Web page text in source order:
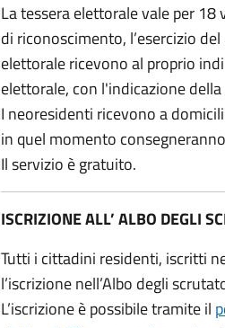
La tessera elettorale vale per
di riconoscimento, l’esercizio
elettorale ricevono al proprio
elettorale, con l'indicazione
I neoresidenti ricevono a
in quel momento
Il servizio è gratuito.
ISCRIZIONE ALL’ ALBO DEGLI
Tutti i cittadini residenti, iscritti
l’iscrizione nell’Albo degli
L’iscrizione è possibile tramite il